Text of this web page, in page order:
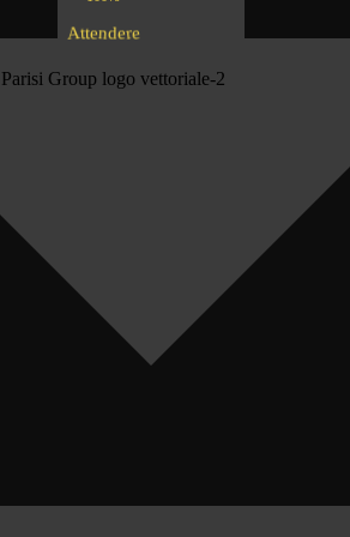
Attendere